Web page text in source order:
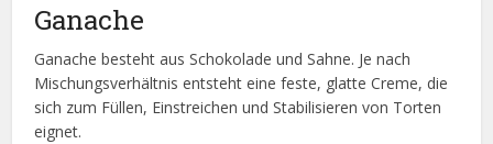
Ganache
Ganache besteht aus Schokolade und Sahne. Je nach
Mischungsverhältnis entsteht eine feste, glatte Creme, die
sich zum Füllen, Einstreichen und Stabilisieren von Torten
eignet.